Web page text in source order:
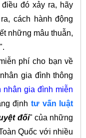
đó xảy ra, hãy
cách hành động
những mâu thuẫn,
phí cho bạn về
gia đình thông
gia đình miễn
địnhtư vấn luật
đối" của những
Quốc với nhiều